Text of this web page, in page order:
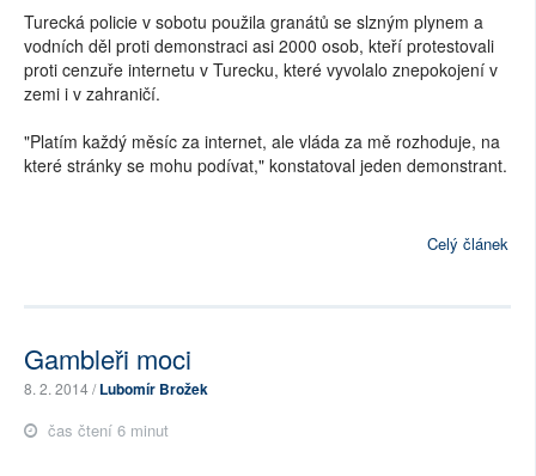
Turecká policie v sobotu použila granátů se slzným plynem a
vodních děl proti demonstraci asi 2000 osob, kteří protestovali
proti cenzuře internetu v Turecku, které vyvolalo znepokojení v
zemi i v zahraničí.
"Platím každý měsíc za internet, ale vláda za mě rozhoduje, na
které stránky se mohu podívat," konstatoval jeden demonstrant.
Celý článek
Gambleři moci
8. 2. 2014 /Lubomír Brožek
čas čtení 6 minut